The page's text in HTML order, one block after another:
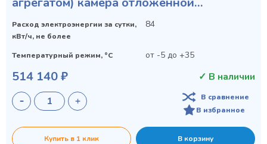
расстойки
Расход электроэнергии за сутки,
кВт/ч, не более
84
Температурный режим, °C от -5 до +35
514 140 ₽ ✓ В наличии
В сравнение
В избранное
Купить в 1 клик В корзину